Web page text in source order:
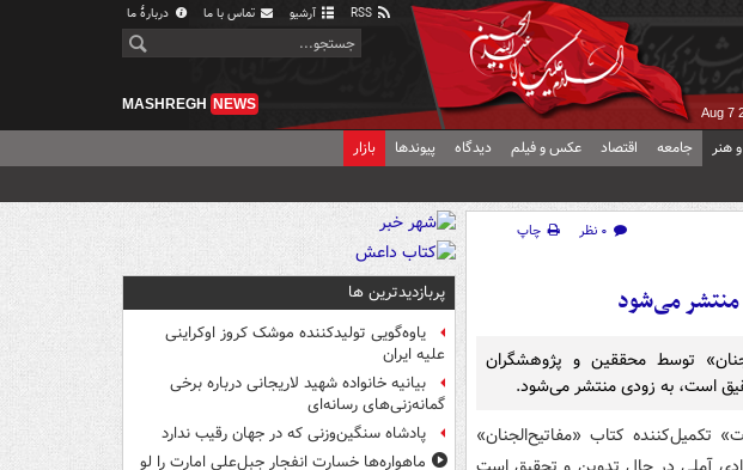
آرشیو تماس با ما دربارهٔ ما
Aug 7
MASHREGH NEWS
هنر جامعه اقتصاد عکس و فیلم دیدگاه پیوندها بازار
۰ نظر
چاپ
منتشر می‌شود
توسط محققین و پژوهشگران
است، به زودی منتشر می‌شود.
تکمیل‌کننده کتاب «مفاتیح‌الجنان»
پربازدیدترین ها
یاوه‌گویی تولیدکننده موشک کروز اوکراینی
علیه ایران
بیانیه خانواده شهید لاریجانی درباره برخی
گمانه‌زنی‌های رسانه‌ای
پادشاه سنگین‌وزنی که در جهان رقیب ندارد
ماهواره‌ها خسارت انفجار جبل‌علی امارت را لو